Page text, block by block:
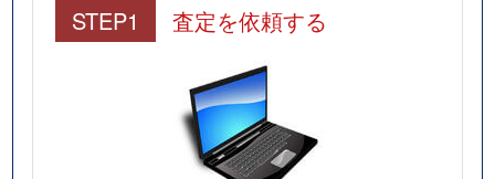
STEP1 査定を依頼する